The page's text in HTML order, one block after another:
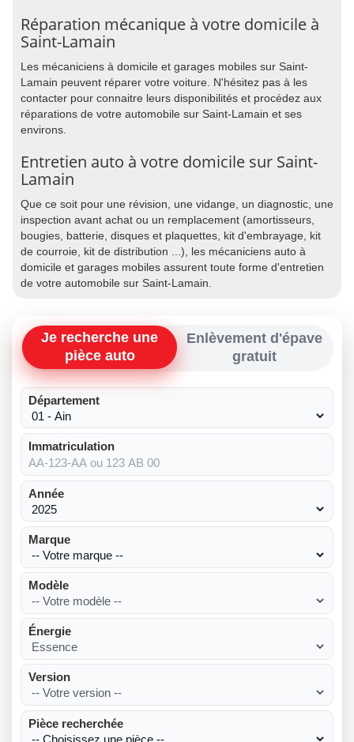
Réparation mécanique à votre domicile à
Saint-Lamain
Les mécaniciens à domicile et garages mobiles sur Saint-
Lamain peuvent réparer votre voiture. N'hésitez pas à les
contacter pour connaitre leurs disponibilités et procédez aux
réparations de votre automobile sur Saint-Lamain et ses
environs.
Entretien auto à votre domicile sur Saint-
Lamain
Que ce soit pour une révision, une vidange, un diagnostic, une
inspection avant achat ou un remplacement (amortisseurs,
bougies, batterie, disques et plaquettes, kit d'embrayage, kit
de courroie, kit de distribution ...), les mécaniciens auto à
domicile et garages mobiles assurent toute forme d'entretien
de votre automobile sur Saint-Lamain.
Je recherche une
pièce auto
Enlèvement d'épave
gratuit
Département
Immatriculation
Année
Marque
Modèle
Énergie
Version
Pièce recherchée